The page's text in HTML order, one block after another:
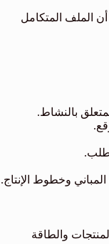
الملف المتكامل
بالنشاط.
وخطوط الإنتاج.
والطاقة